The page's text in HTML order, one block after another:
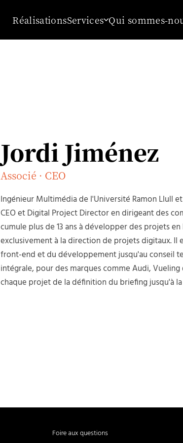
RéalisationsServices Qui sommes-
Jordi Jiménez
Associé · CEO
Ingénieur Multimédia de l'Université Ramon Llull
CEO et Digital Project Director en dirigeant des
cumule plus de 13 ans à développer des projets
exclusivement à la direction de projets digitaux. Il
front-end et du développement jusqu'au conseil
intégrale, pour des marques comme Audi,
chaque projet de la définition du briefing jusqu'à
Foire aux questions